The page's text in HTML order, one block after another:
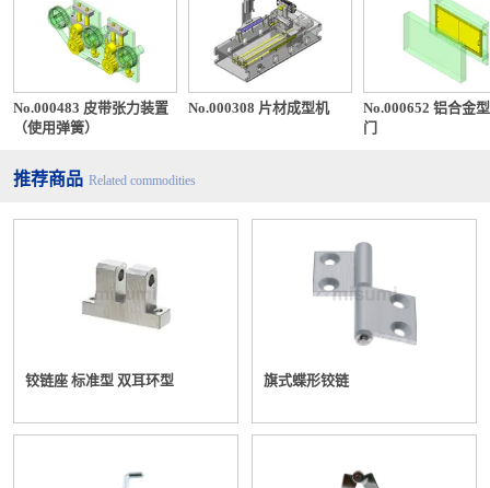
No.000483 皮带张力装置
（使用弹簧）
No.000308 片材成型机
No.000652 铝合金
门
推荐商品 Related commodities
铰链座 标准型 双耳环型 旗式蝶形铰链